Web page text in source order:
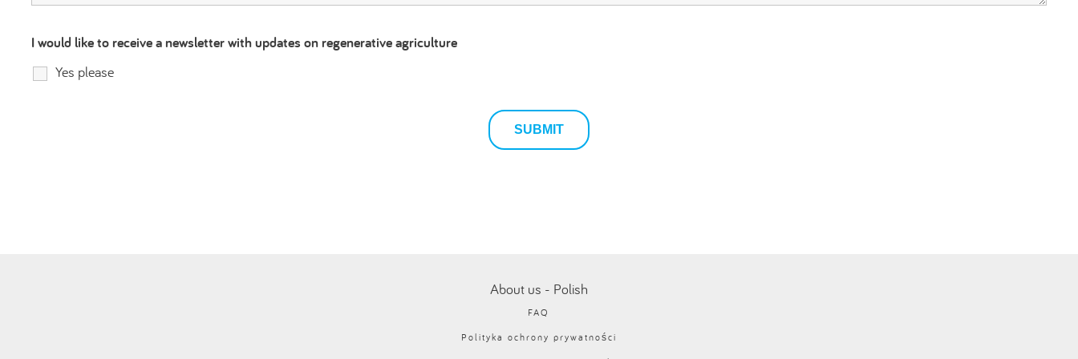
I would like to receive a newsletter with updates on regenerative agriculture
Yes please
About us - Polish
FAQ
Polityka ochrony prywatności